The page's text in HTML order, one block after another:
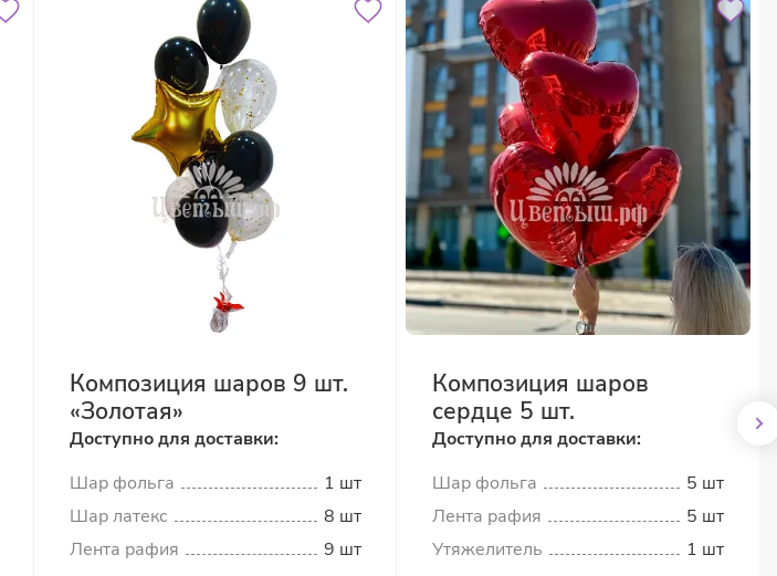
Композиция шаров 9 шт.
«Золотая»
Доступно для доставки:
Шар фольга
1 шт
Шар латекс
8 шт
Лента рафия
9 шт
Композиция шаров
сердце 5 шт.
Доступно для доставки:
Шар фольга
5 шт
Лента рафия
5 шт
Утяжелитель
1 шт